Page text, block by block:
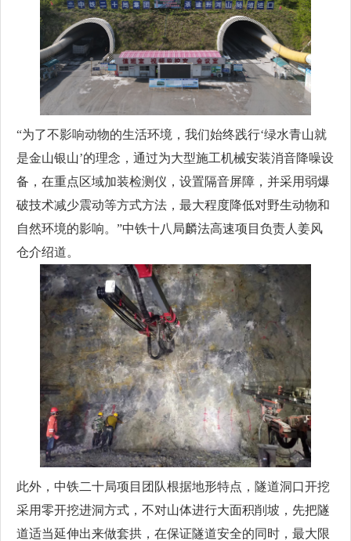
“为了不影响动物的生活环境，我们始终践行‘绿水青山就
是金山银山’的理念，通过为大型施工机械安装消音降噪设
备，在重点区域加装检测仪，设置隔音屏障，并采用弱爆
破技术减少震动等方式方法，最大程度降低对野生动物和
自然环境的影响。”中铁十八局麟法高速项目负责人姜风
仓介绍道。
此外，中铁二十局项目团队根据地形特点，隧道洞口开挖
采用零开挖进洞方式，不对山体进行大面积削坡，先把隧
道适当延伸出来做套拱，在保证隧道安全的同时，最大限